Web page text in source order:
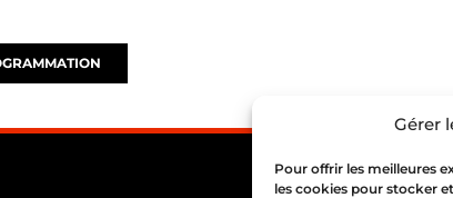
Gérer
Pour offrir les meilleures
les cookies pour stocker